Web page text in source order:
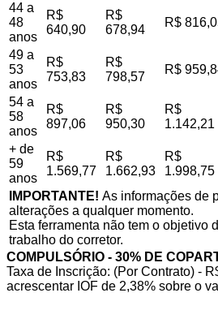
44 a
48
anos
R$
640,90
R$
678,94
R$
49 a
53
anos
R$
753,83
R$
798,57
R$
54 a
58
anos
R$
897,06
R$
950,30
R$
1.142,21
+ de
59
anos
R$
1.569,77
R$
1.662,93
R$
1.998,75
IMPORTANTE! As informações de
alterações a qualquer momento.
Esta ferramenta não tem o objetivo
trabalho do corretor.
COMPULSÓRIO - 30% DE
Taxa de Inscrição: (Por Contrato) -
acrescentar IOF de 2,38% sobre o